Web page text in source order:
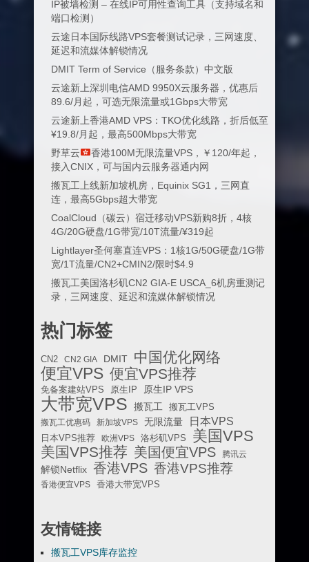
IP被墙检测 – 在线IP可用性查询工具（支持域名和
端口检测）
云途日本国际线路VPS套餐测试记录，三网速度、
延迟和流媒体解锁情况
DMIT Term of Service（服务条款）中文版
云途新上深圳电信AMD 9950X云服务器，优惠后
89.6/月起，可选无限流量或1Gbps大带宽
云途新上香港AMD VPS：TKO优化线路，折后低至
¥19.8/月起，最高500Mbps大带宽
野草云
香港100M无限流量VPS，￥120/年起，
接入CNIX，可与国内云服务器通内网
搬瓦工上线新加坡机房，Equinix SG1，三网直
连，最高5Gbps超大带宽
CoalCloud（碳云）宿迁移动VPS新购8折，4核
4G/20G硬盘/1G带宽/10T流量/¥319起
Lightlayer圣何塞直连VPS：1核1G/50G硬盘/1G带
宽/1T流量/CN2+CMIN2/限时$4.9
搬瓦工美国洛杉矶CN2 GIA-E USCA_6机房重测记
录，三网速度、延迟和流媒体解锁情况
热门标签
CN2 CN2 GIA DMIT 中国优化网络
便宜VPS 便宜VPS推荐
免备案建站VPS 原生IP 原生IP VPS
大带宽VPS 搬瓦工
搬瓦工VPS
搬瓦工优惠码
新加坡VPS 无限流量 日本VPS
日本VPS推荐 欧洲VPS 洛杉矶VPS 美国VPS
美国VPS推荐 美国便宜VPS 腾讯云
解锁Netflix 香港VPS 香港VPS推荐
香港便宜VPS 香港大带宽VPS
友情链接
搬瓦工VPS库存监控